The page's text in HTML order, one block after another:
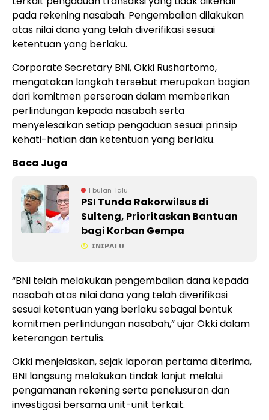
pada rekening nasabah. Pengembalian dilakukan
atas nilai dana yang telah diverifikasi sesuai
ketentuan yang berlaku.
Corporate Secretary BNI, Okki Rushartomo,
mengatakan langkah tersebut merupakan bagian
dari komitmen perseroan dalam memberikan
perlindungan kepada nasabah serta
menyelesaikan setiap pengaduan sesuai prinsip
kehati-hatian dan ketentuan yang berlaku.
Baca Juga
1 bulan lalu
PSI Tunda Rakorwilsus di
Sulteng, Prioritaskan Bantuan
bagi Korban Gempa
𝗜𝗡𝗜𝗣𝗔𝗟𝗨
“BNI telah melakukan pengembalian dana kepada
nasabah atas nilai dana yang telah diverifikasi
sesuai ketentuan yang berlaku sebagai bentuk
komitmen perlindungan nasabah,” ujar Okki dalam
keterangan tertulis.
Okki menjelaskan, sejak laporan pertama diterima,
BNI langsung melakukan tindak lanjut melalui
pengamanan rekening serta penelusuran dan
investigasi bersama unit-unit terkait.